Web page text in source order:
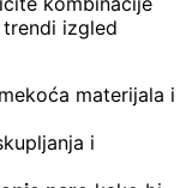
izgled
materijala i
i